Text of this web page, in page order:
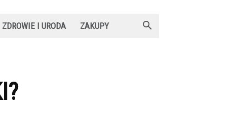
ZDROWIE I URODA ZAKUPY